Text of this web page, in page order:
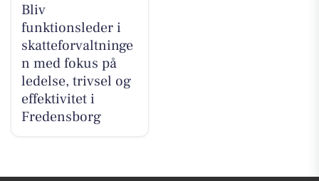
Bliv
funktionsleder i
skatteforvaltninge
n med fokus på
ledelse, trivsel og
effektivitet i
Fredensborg